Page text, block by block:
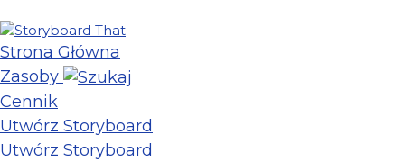
Strona Główna
Zasoby
Cennik
Utwórz Storyboard
Utwórz Storyboard